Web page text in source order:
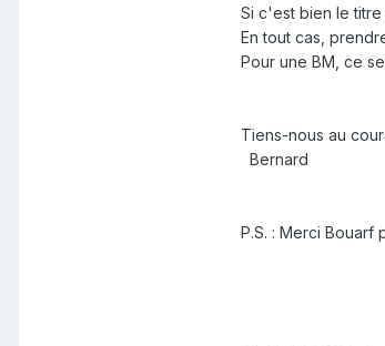
Si c'est bien le titre
En tout cas,
Pour une BM, ce
Tiens-nous au
Bernard
P.S. : Merci Bouarf